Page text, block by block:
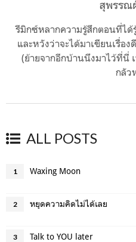
สุพรรณ
รีมิกซ์หลากความรู้สึกตอนที่ไ
และหวังว่าจะได้มาเขียนเรื่อ
(ย้ายจากอีกบ้านนึงมาไว้ที่นี่
กลัว
ALL POSTS
1 Waxing Moon
2 หยุดความคิดไม่ได้เลย
3 Talk to YOU later